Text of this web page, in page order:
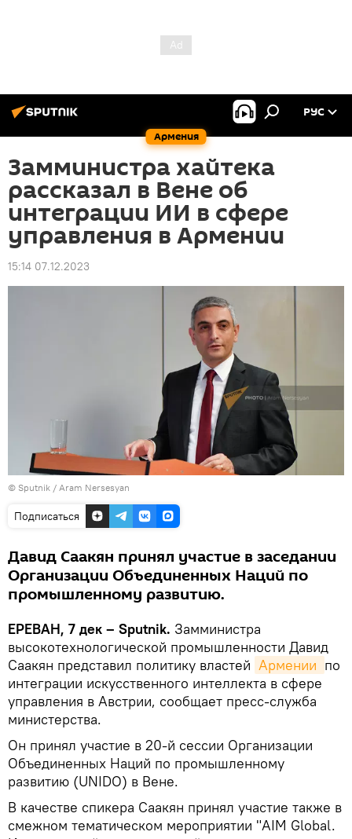
Армения
РУС
Замминистра хайтека
рассказал в Вене об
интеграции ИИ в сфере
управления в Армении
15:14 07.12.2023
© Sputnik / Aram Nersesyan
Подписаться
Давид Саакян принял участие в заседании
Организации Объединенных Наций по
промышленному развитию.
ЕРЕВАН, 7 дек – Sputnik. Замминистра
высокотехнологической промышленности Давид
Саакян представил политику властей Армении по
интеграции искусственного интеллекта в сфере
управления в Австрии, сообщает пресс-служба
министерства.
Он принял участие в 20-й сессии Организации
Объединенных Наций по промышленному
развитию (UNIDO) в Вене.
В качестве спикера Саакян принял участие также в
смежном тематическом мероприятии "AIM Global.